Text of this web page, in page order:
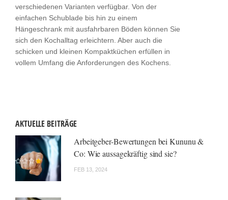
verschiedenen Varianten verfügbar. Von der
einfachen Schublade bis hin zu einem
Hängeschrank mit ausfahrbaren Böden können Sie
sich den Kochalltag erleichtern. Aber auch die
schicken und kleinen Kompaktküchen erfüllen in
vollem Umfang die Anforderungen des Kochens.
AKTUELLE BEITRÄGE
Arbeitgeber-Bewertungen bei Kununu &
Co: Wie aussagekräftig sind sie?
FEB 13, 2024